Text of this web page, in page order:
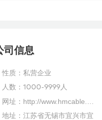
司信息
性质：私营企业
人数： 1000-9999人
网址： http://www.hmcable.com/
地址：江苏省无锡市宜兴市宜